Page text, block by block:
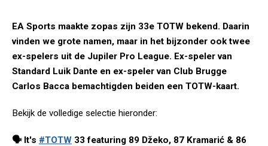
EA Sports maakte zopas zijn 33e TOTW bekend. Daarin
vinden we grote namen, maar in het bijzonder ook twee
ex-spelers uit de Jupiler Pro League. Ex-speler van
Standard Luik Dante en ex-speler van Club Brugge
Carlos Bacca bemachtigden beiden een TOTW-kaart.
Bekijk de volledige selectie hieronder:
🗣️ It's #TOTW 33 featuring 89 Džeko, 87 Kramarić & 86